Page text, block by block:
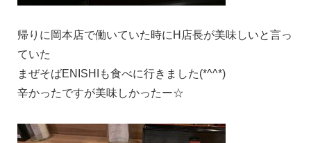
帰りに岡本店で働いていた時にH店長が美味しいと言っ
ていた
まぜそばENISHIも食べに行きました(*^^*)
辛かったですが美味しかったー☆